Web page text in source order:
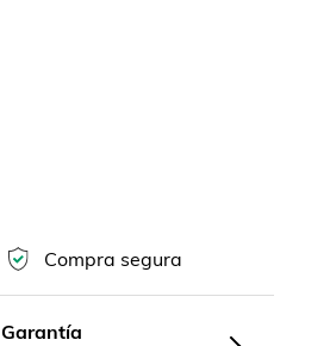
Compra segura
Garantía